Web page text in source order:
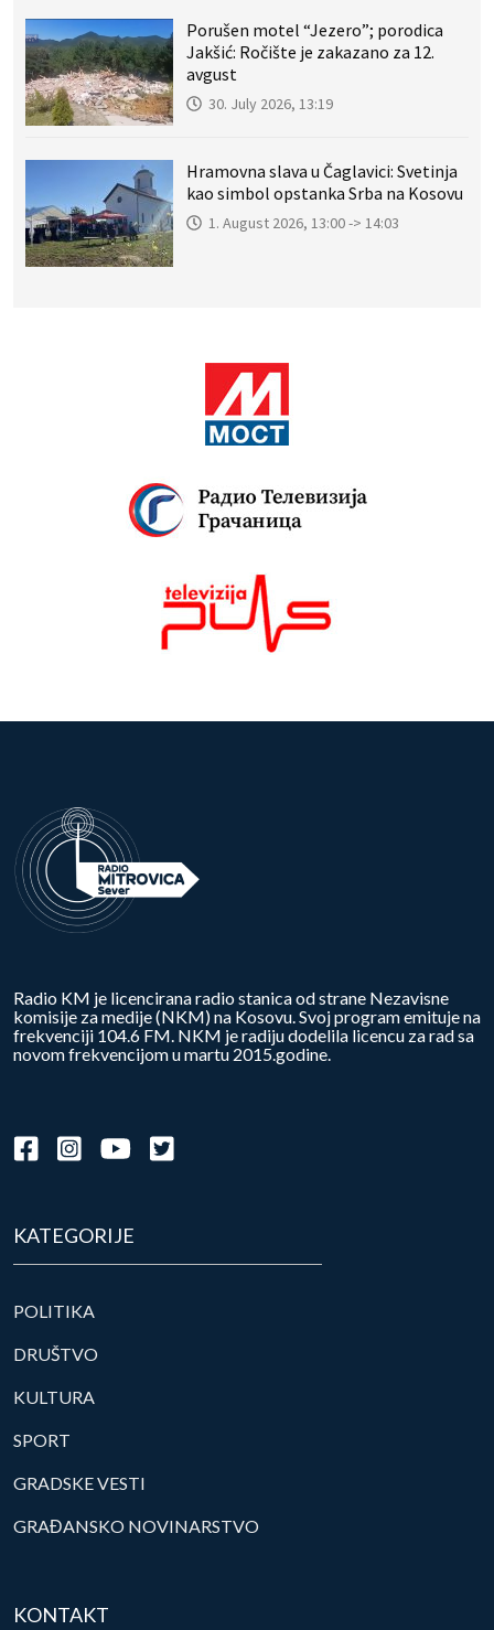
Porušen motel “Jezero”; porodica
Jakšić: Ročište je zakazano za 12.
avgust
30. July 2026, 13:19
Hramovna slava u Čaglavici: Svetinja
kao simbol opstanka Srba na Kosovu
1. August 2026, 13:00 -> 14:03
Radio KM je licencirana radio stanica od strane Nezavisne
komisije za medije (NKM) na Kosovu. Svoj program emituje na
frekvenciji 104.6 FM. NKM je radiju dodelila licencu za rad sa
novom frekvencijom u martu 2015.godine.
KATEGORIJE
POLITIKA
DRUŠTVO
KULTURA
SPORT
GRADSKE VESTI
GRAĐANSKO NOVINARSTVO
KONTAKT